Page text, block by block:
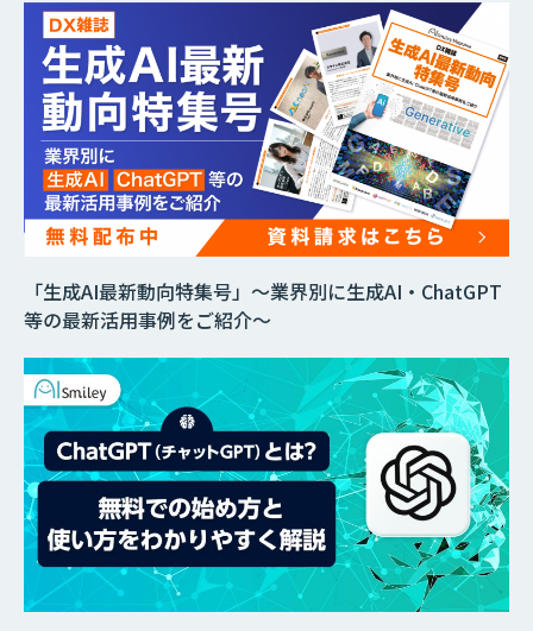
「生成AI最新動向特集号」～業界別に生成AI・ChatGPT
等の最新活用事例をご紹介～